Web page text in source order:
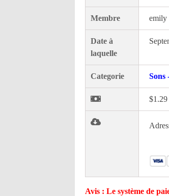
Membre emily
Date à
laquelle
Categorie Sons
Avis : Le système de